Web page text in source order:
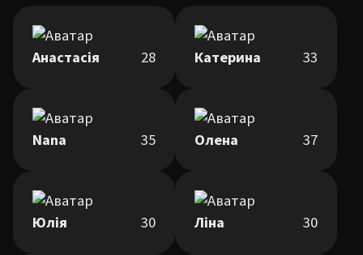
Анастасія 28 Катерина 33
Nana 35 Олена 37
Юлія 30 Ліна 30